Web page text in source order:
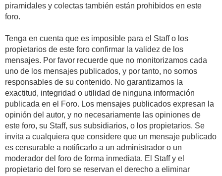
piramidales y colectas también están prohibidos en este
foro.
Tenga en cuenta que es imposible para el Staff o los
propietarios de este foro confirmar la validez de los
mensajes. Por favor recuerde que no monitorizamos cada
uno de los mensajes publicados, y por tanto, no somos
responsables de su contenido. No garantizamos la
exactitud, integridad o utilidad de ninguna información
publicada en el Foro. Los mensajes publicados expresan la
opinión del autor, y no necesariamente las opiniones de
este foro, su Staff, sus subsidiarios, o los propietarios. Se
invita a cualquiera que considere que un mensaje publicado
es censurable a notificarlo a un administrador o un
moderador del foro de forma inmediata. El Staff y el
propietario del foro se reservan el derecho a eliminar